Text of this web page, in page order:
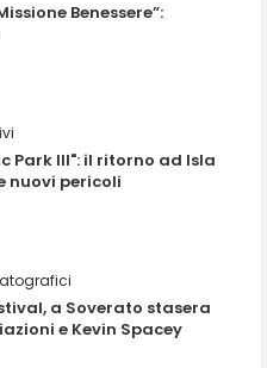
Benessere”:
Park III": il ritorno ad Isla
nuovi pericoli
a Soverato stasera
e Kevin Spacey